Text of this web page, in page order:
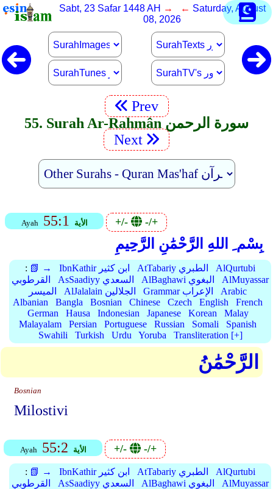
Sabt, 23 Safar 1448 AH → ← Saturday, August
08, 2026
Prev
55. Surah Ar-Rahmân سورة الرحمن
Next
Ayah 55:1 الأية +/- -/+
بِسْم ِ اللهِ الرَّحْمَٰنِ الرَّحِيمِ
: 📗 → IbnKathir ابن كثير AtTabariy الطبري
AlQurtubi
القرطوبي
AsSaadiyy السعدي AlBaghawi البغوي
AlMuyassar
الميسر
AlJalalain الجلالين Grammar الإعراب
Arabic
Albanian
Bangla Bosnian Chinese Czech English
French
German
Hausa Indonesian Japanese Korean
Malay
Malayalam
Persian Portuguese Russian Somali
Spanish
Swahili
Turkish Urdu Yoruba Transliteration [+]
الرَّحْمَٰنُ
Bosnian
Milostivi
Ayah 55:2 الأية +/- -/+
: 📗 → IbnKathir ابن كثير AtTabariy الطبري
AlQurtubi
القرطوبي
AsSaadiyy السعدي AlBaghawi البغوي
AlMuyassar